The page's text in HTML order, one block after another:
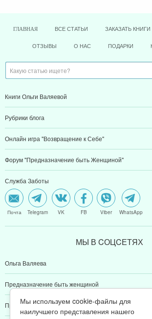
ГЛАВНАЯ ВСЕ СТАТЬИ ЗАКАЗАТЬ КНИГИ
ОТЗЫВЫ О НАС ПОДАРКИ
Книги Ольги Валяевой
Рубрики блога
Онлайн игра "Возвращение к Себе"
Форум "Предназначение быть Женщиной"
Служба Заботы
Почта Telegram VK FB Viber WhatsApp
МЫ В CОЦCЕТЯХ
Ольга Валяева
Предназначение быть женщиной
Предназначение быть мамой
Мы используем cookie-файлы для
наилучшего представления нашего